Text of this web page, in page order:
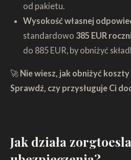
od pakietu.
Wysokość własnej
standardowo 385 EUR
do 885 EUR, by obniżyć
🚀 Nie wiesz, jak obniżyć
Sprawdź, czy przysługuje Ci
Jak działa